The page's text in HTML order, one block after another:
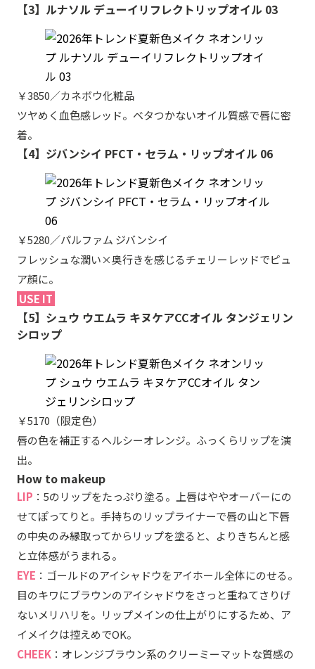
【3】ルナソル デューイリフレクトリップオイル 03
￥3850／カネボウ化粧品
ツヤめく血色感レッド。ベタつかないオイル質感で唇に密
着。
【4】ジバンシイ PFCT・セラム・リップオイル 06
￥5280／パルファム ジバンシイ
フレッシュな潤い×奥行きを感じるチェリーレッドでピュ
ア顔に。
USE IT
【5】シュウ ウエムラ キヌケアCCオイル タンジェリン
シロップ
￥5170（限定色）
唇の色を補正するヘルシーオレンジ。ふっくらリップを演
出。
How to makeup
LIP ：5のリップをたっぷり塗る。上唇はややオーバーにの
せてぽってりと。手持ちのリップライナーで唇の山と下唇
の中央のみ縁取ってからリップを塗ると、よりきちんと感
と立体感がうまれる。
EYE ：ゴールドのアイシャドウをアイホール全体にのせる。
目のキワにブラウンのアイシャドウをさっと重ねてさりげ
ないメリハリを。リップメインの仕上がりにするため、ア
イメイクは控えめでOK。
CHEEK ：オレンジブラウン系のクリーミーマットな質感の